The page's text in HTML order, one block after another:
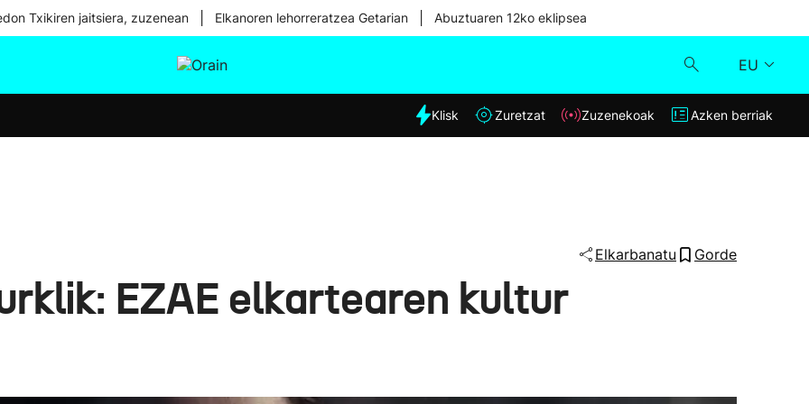
Txikiren jaitsiera, zuzenean Elkanoren lehorreratzea Getarian Abuztuaren 12ko eklipsea
EU
Eguraldia
Klisk
Klisk Zuretzat Zuzenekoak Azken berriak
Elkarbanatu Gorde
EZAE elkartearen kultur